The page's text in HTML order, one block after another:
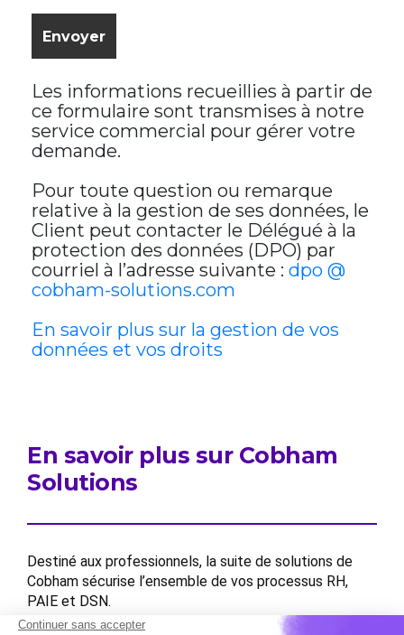
Les informations recueillies à partir de
ce formulaire sont transmises à notre
service commercial pour gérer votre
demande.
Pour toute question ou remarque
relative à la gestion de ses données, le
Client peut contacter le Délégué à la
protection des données (DPO) par
courriel à l’adresse suivante : dpo @
cobham-solutions.com
En savoir plus sur la gestion de vos
données et vos droits
En savoir plus sur Cobham
Solutions
Destiné aux professionnels, la suite de solutions de
Cobham sécurise l’ensemble de vos processus RH,
PAIE et DSN.